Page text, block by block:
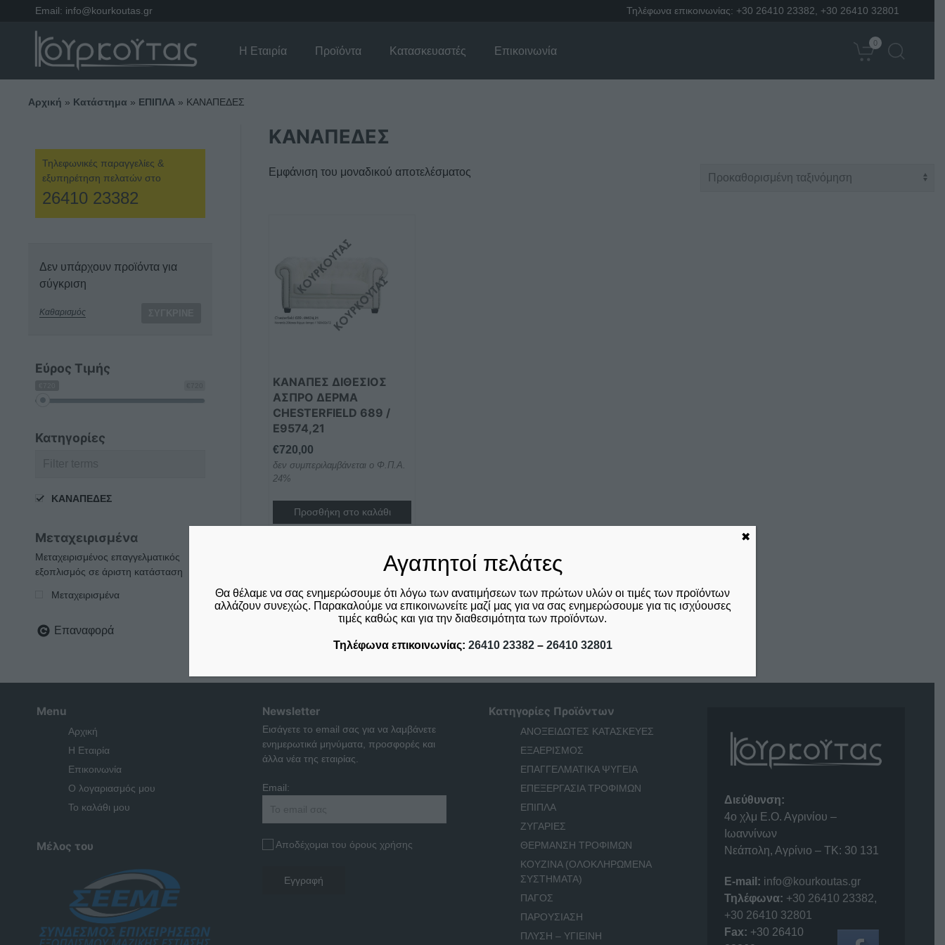
Email: info@kourkoutas.gr Τηλέφωνα επικοινωνίας: +30 26410 23382 +30 26410 32801
Η Εταιρία Προϊόντα Κατασκευαστές Επικοινωνία
0
Αρχική » Κατάστημα » ΕΠΙΠΛΑ » ΚΑΝΑΠΕΔΕΣ
Τηλεφωνικές παραγγελίες &
εξυπηρέτηση πελατών στο
26410 23382
Δεν υπάρχουν προϊόντα για
σύγκριση
Καθαρισμός
Εύρος Τιμής
Κατηγορίες
ΚΑΝΑΠΕΔΕΣ
Μεταχειρισμένα
Μεταχειρισμένος επαγγελματικός
εξοπλισμός σε άριστη κατάσταση
Μεταχειρισμένα
Επαναφορά
ΚΑΝΑΠΕΔΕΣ
Εμφάνιση του μοναδικού αποτελέσματος
ΚΑΝΑΠΈΣ ΔΙΘΈΣΙΟΣ
ΆΣΠΡΟ ΔΈΡΜΑ
CHESTERFIELD 689 /
E9574,21
€720,00
δεν συμπεριλαμβάνεται ο Φ.Π.Α.
24%
Προσθήκη στο καλάθι
Menu
Αρχική
Η Εταιρία
Επικοινωνία
Ο λογαριασμός μου
Το καλάθι μου
Μέλος του
Newsletter
Εισάγετε το email σας για να λαμβάνετε
ενημερωτικά μηνύματα, προσφορές και
άλλα νέα της εταιρίας.
Email:
Αποδέχομαι του όρους χρήσης
Κατηγορίες Προϊόντων
ΑΝΟΞΕΙΔΩΤΕΣ ΚΑΤΑΣΚΕΥΕΣ
ΕΞΑΕΡΙΣΜΟΣ
ΕΠΑΓΓΕΛΜΑΤΙΚΑ ΨΥΓΕΙΑ
ΕΠΕΞΕΡΓΑΣΙΑ ΤΡΟΦΙΜΩΝ
ΕΠΙΠΛΑ
ΖΥΓΑΡΙΕΣ
ΘΕΡΜΑΝΣΗ ΤΡΟΦΙΜΩΝ
ΚΟΥΖΙΝΑ (ΟΛΟΚΛΗΡΩΜΕΝΑ
ΣΥΣΤΗΜΑΤΑ)
ΠΑΓΟΣ
ΠΑΡΟΥΣΙΑΣΗ
ΠΛΥΣΗ – ΥΓΙΕΙΝΗ
Διεύθυνση:
4o χλμ Ε.Ο. Αγρινίου –
Ιωαννίνων
Νεάπολη, Αγρίνιο – ΤΚ: 30 131
E-mail: info@kourkoutas.gr
Τηλέφωνα: +30 26410 23382,
+30 26410 32801
Fax: +30 26410
Αγαπητοί πελάτες
Θα θέλαμε να σας ενημερώσουμε ότι λόγω των ανατιμήσεων των πρώτων υλών οι τιμές των προϊόντων
αλλάζουν συνεχώς. Παρακαλούμε να επικοινωνείτε μαζί μας για να σας ενημερώσουμε για τις ισχύουσες
τιμές καθώς και για την διαθεσιμότητα των προϊόντων.
Τηλέφωνα επικοινωνίας: 26410 23382– 26410 32801
✖